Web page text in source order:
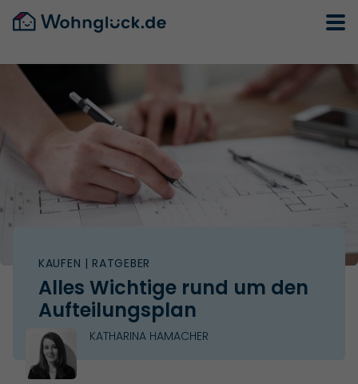
KAUFEN | RATGEBER
Alles Wichtige rund um den
Aufteilungsplan
KATHARINA HAMACHER